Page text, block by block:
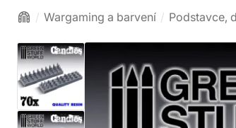
Wargaming a barvení Podstavce,